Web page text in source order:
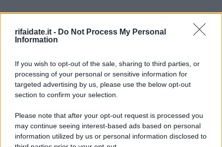
rifaidate.it - Do Not Process My Personal
Information
If you wish to opt-out of the sale, sharing to third parties, or
processing of your personal or sensitive information for
targeted advertising by us, please use the below opt-out
section to confirm your selection.
Please note that after your opt-out request is processed you
may continue seeing interest-based ads based on personal
information utilized by us or personal information disclosed to